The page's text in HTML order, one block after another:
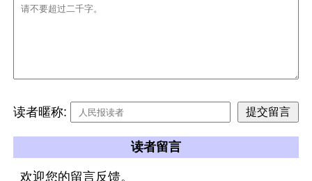
读者暱称:
读者留言
欢迎您的留言反馈。